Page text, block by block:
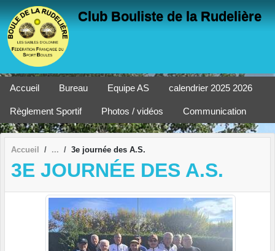
Club Bouliste de la Rudelière
Accueil Bureau Equipe AS calendrier 2025 2026
Règlement Sportif Photos / vidéos Communication
Accueil 3e journée des A.S.
3E JOURNÉE DES A.S.
Panneau de gestion des cookies